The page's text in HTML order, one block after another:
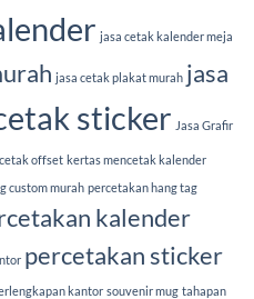
jasa cetak kalender meja
jasa cetak plakat murah jasa
sticker Jasa Grafir
offset kertas mencetak kalender
custom murah percetakan hang tag
kalender
percetakan sticker
kantor souvenir mug tahapan